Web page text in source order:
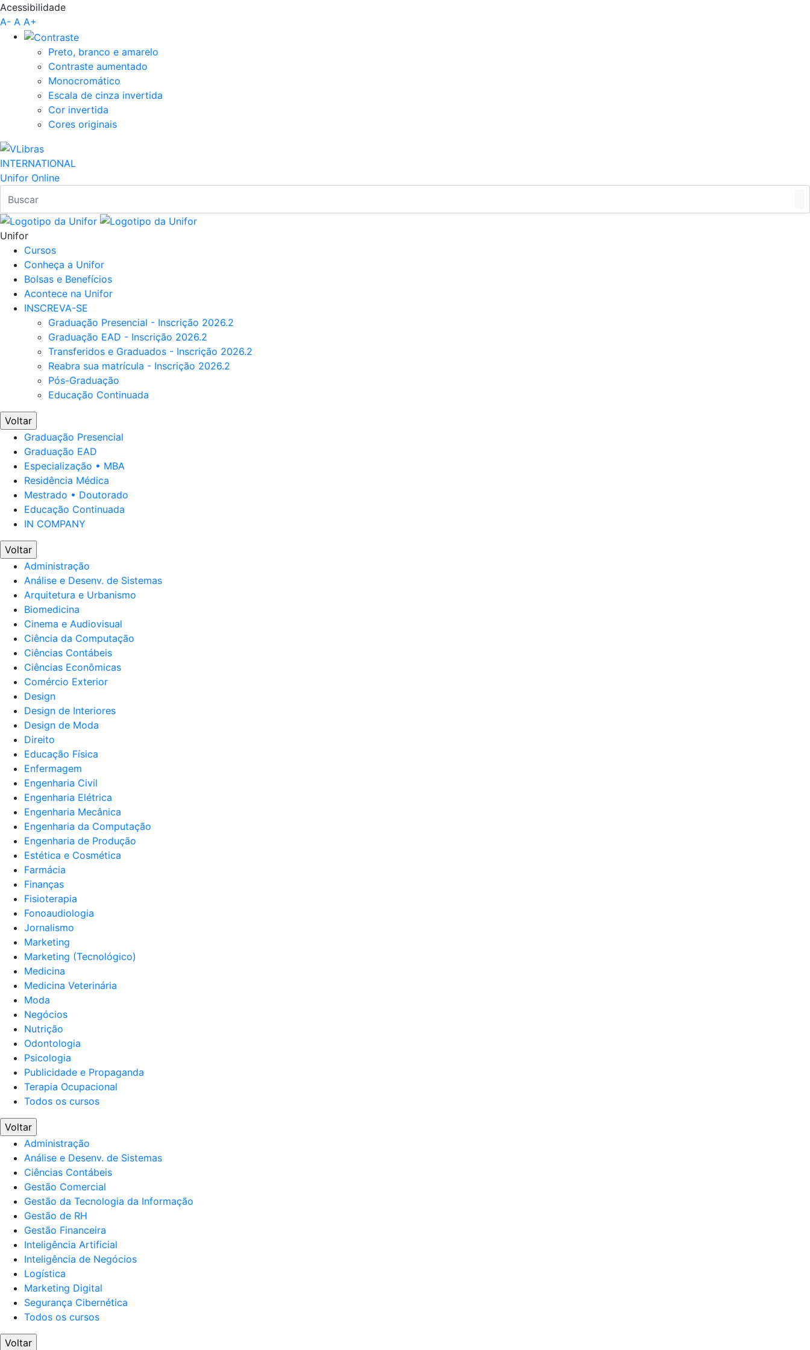
Pular para o Conteúdo principal
Acessibilidade
A- A A+
Preto, branco e amarelo
Contraste aumentado
Monocromático
Escala de cinza invertida
Cor invertida
Cores originais
INTERNATIONAL
Unifor Online
Unifor
Cursos
Conheça a Unifor
Bolsas e Benefícios
Acontece na Unifor
INSCREVA-SE
Graduação Presencial - Inscrição 2026.2
Graduação EAD - Inscrição 2026.2
Transferidos e Graduados - Inscrição 2026.2
Reabra sua matrícula - Inscrição 2026.2
Pós-Graduação
Educação Continuada
Voltar
Graduação Presencial
Graduação EAD
Especialização • MBA
Residência Médica
Mestrado • Doutorado
Educação Continuada
IN COMPANY
Voltar
Administração
Análise e Desenv. de Sistemas
Arquitetura e Urbanismo
Biomedicina
Cinema e Audiovisual
Ciência da Computação
Ciências Contábeis
Ciências Econômicas
Comércio Exterior
Design
Design de Interiores
Design de Moda
Direito
Educação Física
Enfermagem
Engenharia Civil
Engenharia Elétrica
Engenharia Mecânica
Engenharia da Computação
Engenharia de Produção
Estética e Cosmética
Farmácia
Finanças
Fisioterapia
Fonoaudiologia
Jornalismo
Marketing
Marketing (Tecnológico)
Medicina
Medicina Veterinária
Moda
Negócios
Nutrição
Odontologia
Psicologia
Publicidade e Propaganda
Terapia Ocupacional
Todos os cursos
Voltar
Administração
Análise e Desenv. de Sistemas
Ciências Contábeis
Gestão Comercial
Gestão da Tecnologia da Informação
Gestão de RH
Gestão Financeira
Inteligência Artificial
Inteligência de Negócios
Logística
Marketing Digital
Segurança Cibernética
Todos os cursos
Voltar